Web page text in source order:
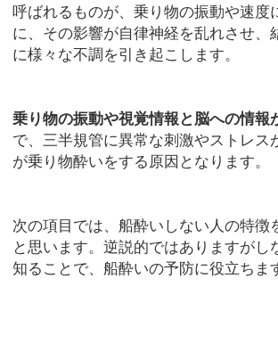
呼ばれるものが、乗り物の振動や速度
に、その影響が自律神経を乱れさせ、
に様々な不調を引き起こします。
乗り物の振動や視覚情報と脳への情報
で、三半規管に異常な刺激やストレス
が乗り物酔いをする原因となります。
次の項目では、船酔いしない人の特徴
と思います。逆説的ではありますがし
知ることで、船酔いの予防に役立ちま